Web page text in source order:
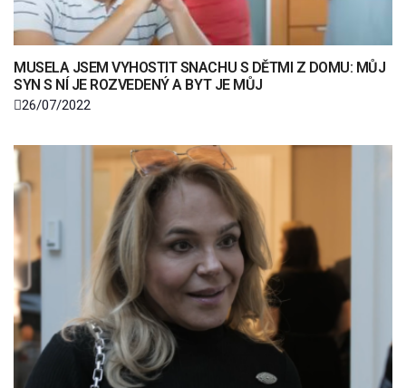
MUSELA JSEM VYHOSTIT SNACHU S DĚTMI Z DOMU: MŮJ
SYN S NÍ JE ROZVEDENÝ A BYT JE MŮJ
26/07/2022